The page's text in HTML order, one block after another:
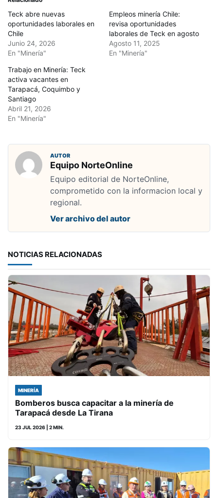
Teck abre nuevas
oportunidades laborales en
Chile
Junio 24, 2026
En "Minería"
Empleos minería Chile:
revisa oportunidades
laborales de Teck en agosto
Agosto 11, 2025
En "Minería"
Trabajo en Minería: Teck
activa vacantes en
Tarapacá, Coquimbo y
Santiago
Abril 21, 2026
En "Minería"
AUTOR
Equipo NorteOnline
Equipo editorial de NorteOnline,
comprometido con la informacion local y
regional.
Ver archivo del autor
NOTICIAS RELACIONADAS
MINERÍA
Bomberos busca capacitar a la minería de
Tarapacá desde La Tirana
23 JUL 2026 | 2 MIN.